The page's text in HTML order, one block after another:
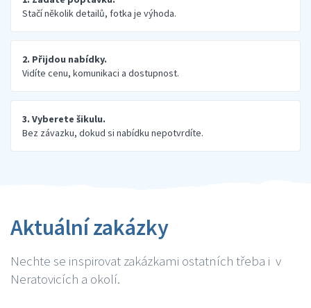
Stačí několik detailů, fotka je výhoda.
2. Přijdou nabídky.
Vidíte cenu, komunikaci a dostupnost.
3. Vyberete šikulu.
Bez závazku, dokud si nabídku nepotvrdíte.
Aktuální zakázky
Nechte se inspirovat zakázkami ostatních třeba i v
Neratovicích a okolí.